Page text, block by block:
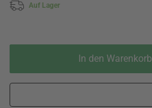
Auf Lager
In den Warenkorb